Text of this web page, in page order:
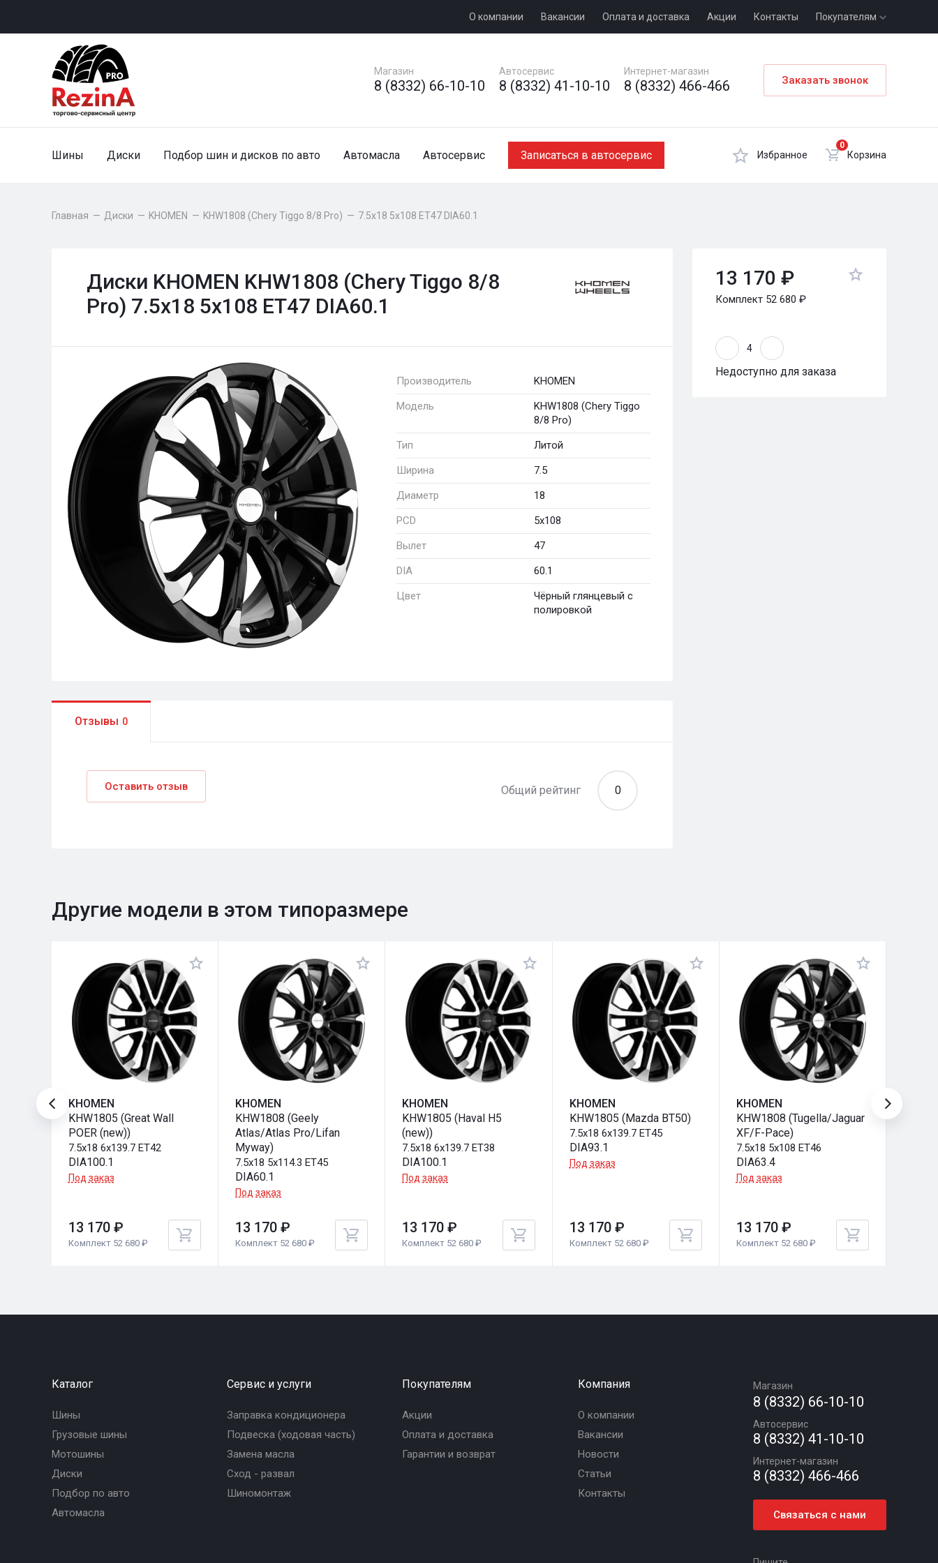
О компании Вакансии Оплата и доставка Акции Контакты Покупателям
Магазин
8 (8332) 66-10-10
Автосервис
8 (8332) 41-10-10
Интернет-магазин
8 (8332) 466-466 Заказать звонок
Шины Диски Подбор шин и дисков по авто Автомасла Автосервис Записаться в автосервис Избранное
0
Корзина
Главная — Диски — KHOMEN — KHW1808 (Chery Tiggo 8/8 Pro) — 7.5x18 5x108 ET47 DIA60.1
Диски KHOMEN KHW1808 (Chery Tiggo 8/8
Pro) 7.5x18 5x108 ET47 DIA60.1
Производитель
KHOMEN
Модель
KHW1808 (Chery Tiggo
8/8 Pro)
Тип
Литой
Ширина
7.5
Диаметр
18
PCD
5x108
Вылет
47
DIA
60.1
Цвет
Чёрный глянцевый с
полировкой
Отзывы 0
Оставить отзыв Общий рейтинг 0
13 170 ₽
Комплект 52 680 ₽
Недоступно для заказа
Другие модели в этом типоразмере
KHOMEN
KHW1805 (Great Wall
POER (new))
7.5x18 6x139.7 ET42
DIA100.1
Под заказ
13 170 ₽
Комплект 52 680 ₽
KHOMEN
KHW1808 (Geely
Atlas/Atlas Pro/Lifan
Myway)
7.5x18 5x114.3 ET45
DIA60.1
Под заказ
13 170 ₽
Комплект 52 680 ₽
KHOMEN
KHW1805 (Haval H5
(new))
7.5x18 6x139.7 ET38
DIA100.1
Под заказ
13 170 ₽
Комплект 52 680 ₽
KHOMEN
KHW1805 (Mazda BT50)
7.5x18 6x139.7 ET45
DIA93.1
Под заказ
13 170 ₽
Комплект 52 680 ₽
KHOMEN
KHW1808 (Tugella/Jaguar
XF/F-Pace)
7.5x18 5x108 ET46
DIA63.4
Под заказ
13 170 ₽
Комплект 52 680 ₽
Каталог
Шины
Грузовые шины
Мотошины
Диски
Подбор по авто
Автомасла
Сервис и услуги
Заправка кондиционера
Подвеска (ходовая часть)
Замена масла
Сход - развал
Шиномонтаж
Покупателям
Акции
Оплата и доставка
Гарантии и возврат
Компания
О компании
Вакансии
Новости
Статьи
Контакты
Магазин
8 (8332) 66-10-10
Автосервис
8 (8332) 41-10-10
Интернет-магазин
8 (8332) 466-466
Связаться с нами